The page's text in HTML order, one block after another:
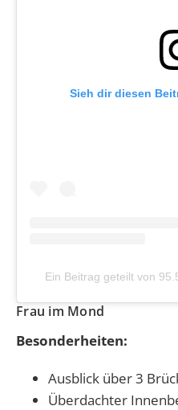
Sieh dir diesen
Ein Beitrag geteilt von
Frau im Mond
Besonderheiten:
Ausblick über 3
Überdachter